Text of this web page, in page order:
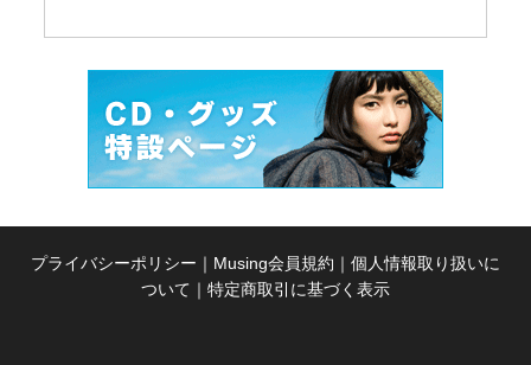
プライバシーポリシー ｜ Musing会員規約 ｜ 個人情報取り扱いに
ついて ｜ 特定商取引に基づく表示